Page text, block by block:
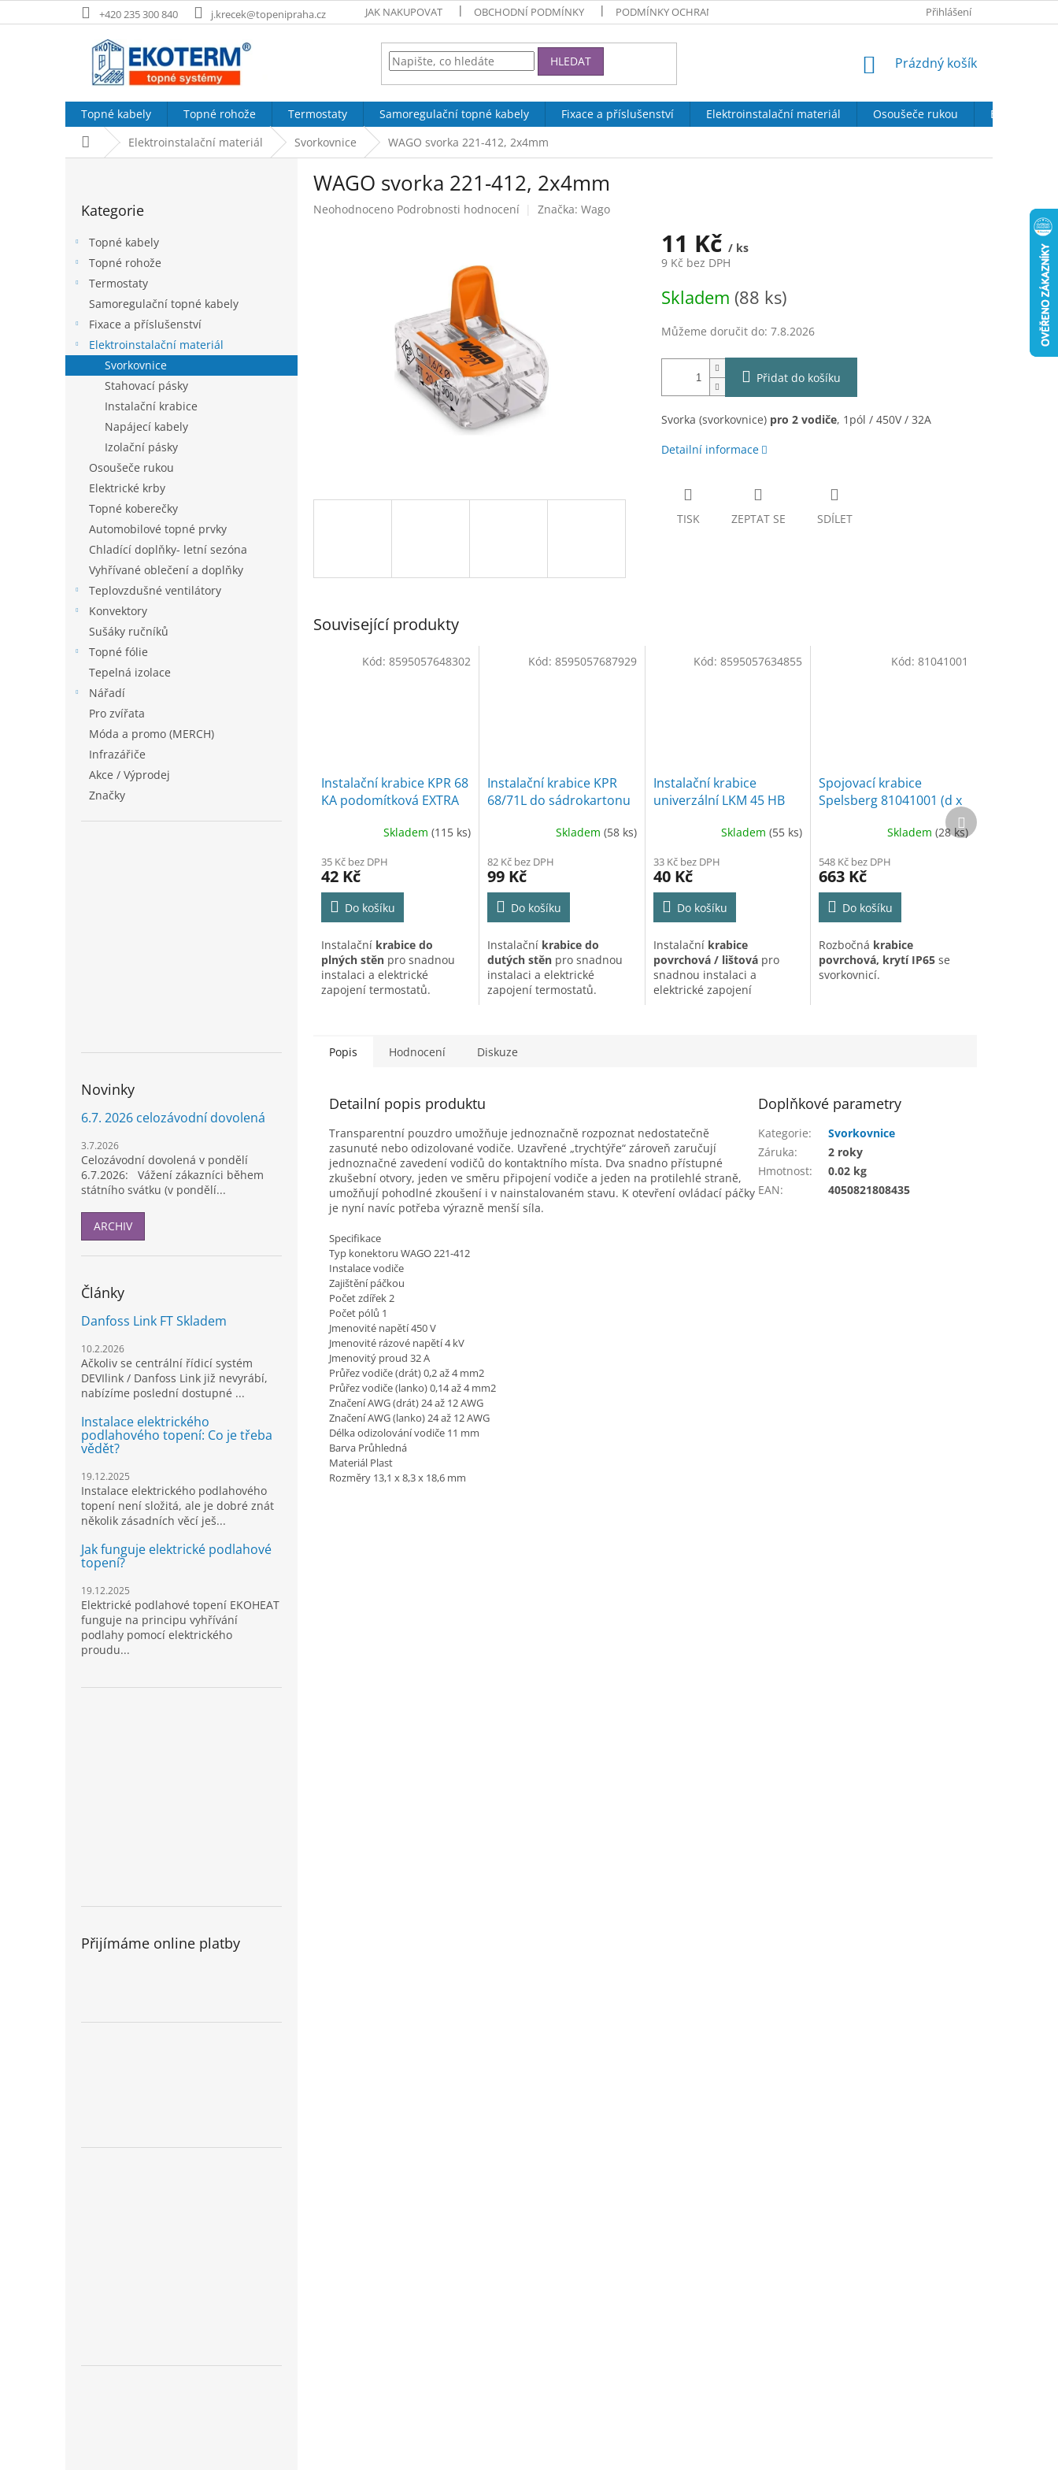
na
+420 235 300 840 j.krecek@topenipraha.cz JAK NAKUPOVAT OBCHODNÍ PODMÍNKY PODMÍNKY OCHRANY OSOBNÍCH ÚDAJŮ SOUBORY COOKIES DOPRAVA A PLATBA
Přihlášení
HLEDAT
NÁKUPNÍ
Prázdný košík
Topné kabely Topné rohože Termostaty Samoregulační topné kabely Fixace a příslušenství Elektroinstalační materiál Osoušeče rukou
Elektrické
Domů Elektroinstalační materiál Svorkovnice WAGO svorka 221-412, 2x4mm
n
e
kategorie
Kategorie
Topné kabely
Topné rohože
Termostaty
Samoregulační topné kabely
Fixace a příslušenství
Elektroinstalační materiál
Svorkovnice
Stahovací pásky
Instalační krabice
Napájecí kabely
Izolační pásky
Osoušeče rukou
Elektrické krby
Topné koberečky
Automobilové topné prvky
Chladící doplňky- letní sezóna
Vyhřívané oblečení a doplňky
Teplovzdušné ventilátory
Konvektory
Sušáky ručníků
Topné fólie
Tepelná izolace
Nářadí
Pro zvířata
Móda a promo (MERCH)
Infrazářiče
Akce / Výprodej
Značky
Novinky
6.7. 2026 celozávodní dovolená
3.7.2026
Celozávodní dovolená v pondělí
6.7.2026: Vážení zákazníci během
státního svátku (v pondělí...
ARCHIV
Články
Danfoss Link FT Skladem
10.2.2026
Ačkoliv se centrální řídicí systém
DEVIlink / Danfoss Link již nevyrábí,
nabízíme poslední dostupné ...
Instalace elektrického
podlahového topení: Co je třeba
vědět?
19.12.2025
Instalace elektrického podlahového
topení není složitá, ale je dobré znát
několik zásadních věcí ješ...
Jak funguje elektrické podlahové
topení?
19.12.2025
Elektrické podlahové topení EKOHEAT
funguje na principu vyhřívání
podlahy pomocí elektrického
proudu...
Přijímáme online platby
WAGO svorka 221-412, 2x4mm
Průměrné
Neohodnoceno Podrobnosti hodnocení Značka: Wago
11 Kč / ks
9 Kč bez DPH
cena:
Skladem (88 ks)
Můžeme doručit do: 7.8.2026
Přidat do košíku
Svorka (svorkovnice) pro 2 vodiče, 1pól / 450V / 32A
Detailní informace
TISK ZEPTAT SE SDÍLET
Související produkty
Instalační krabice KPR 68
KA podomítková EXTRA
Skladem (115 ks)
35 Kč bez DPH
42 Kč
Do košíku
Instalační krabice do
plných stěn pro snadnou
instalaci a elektrické
zapojení termostatů.
Kód: 8595057648302
Instalační krabice KPR
68/71L do sádrokartonu
Skladem (58 ks)
82 Kč bez DPH
99 Kč
Do košíku
Instalační krabice do
dutých stěn pro snadnou
instalaci a elektrické
zapojení termostatů.
Kód: 8595057687929
Instalační krabice
univerzální LKM 45 HB
produktu
je
5,0
5
hvězdiček.
Skladem(55 ks)
33 Kč bez DPH
40 Kč
Do košíku
Instalační krabice
povrchová / lištová pro
snadnou instalaci a
elektrické zapojení
Kód:8595057634855
Spojovací krabice
Spelsberg 81041001 (d x
š x v) 140 x 140 x 79 mm
Skladem (28 ks)
548 Kč bez DPH
663 Kč
Do košíku
Rozbočná krabice
povrchová, krytí IP65 se
svorkovnicí.
Kód: 81041001
Další
produkt
Popis Hodnocení Diskuze
Detailní popis produktu
Transparentní pouzdro umožňuje jednoznačně rozpoznat nedostatečně
zasunuté nebo odizolované vodiče. Uzavřené „trychtýře“ zároveň zaručují
jednoznačné zavedení vodičů do kontaktního místa. Dva snadno přístupné
zkušební otvory, jeden ve směru připojení vodiče a jeden na protilehlé straně,
umožňují pohodlné zkoušení i v nainstalovaném stavu. K otevření ovládací páčky
je nyní navíc potřeba výrazně menší síla.
Specifikace
Typ konektoru WAGO 221-412
Instalace vodiče
Zajištění páčkou
Počet zdířek 2
Počet pólů 1
Jmenovité napětí 450 V
Jmenovité rázové napětí 4 kV
Jmenovitý proud 32 A
Průřez vodiče (drát) 0,2 až 4 mm2
Průřez vodiče (lanko) 0,14 až 4 mm2
Značení AWG (drát) 24 až 12 AWG
Značení AWG (lanko) 24 až 12 AWG
Délka odizolování vodiče 11 mm
Barva Průhledná
Materiál Plast
Rozměry 13,1 x 8,3 x 18,6 mm
Doplňkové parametry
Kategorie:
Svorkovnice
Záruka:
2 roky
Hmotnost:
0.02 kg
EAN: 4050821808435